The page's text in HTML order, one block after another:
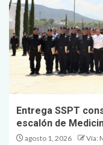
Entrega SSPT
escalón de
agosto 1, 2026 Vía: